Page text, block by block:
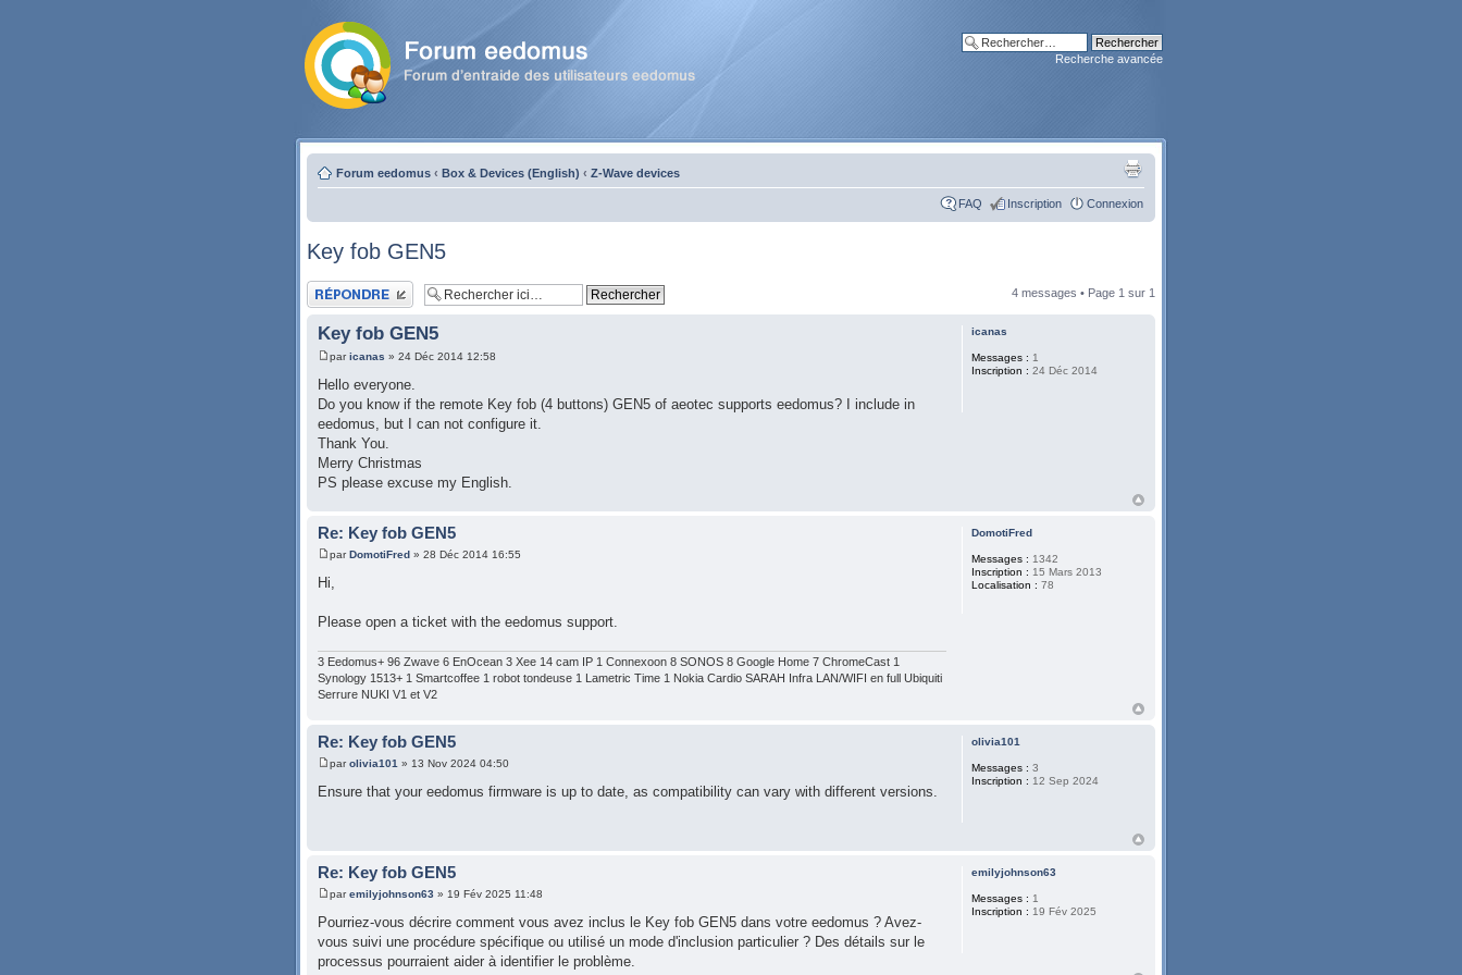
Recherche avancée
Forum eedomus ‹ Box & Devices (English) ‹ Z-Wave devices
FAQ Inscription Connexion
Key fob GEN5
Publier une réponse 4 messages • Page 1 sur 1
Key fob GEN5
paricanas » 24 Déc 2014 12:58
Hello everyone.
Do you know if the remote Key fob (4 buttons) GEN5 of aeotec supports eedomus? I include in
eedomus, but I can not configure it.
Thank You.
Merry Christmas
PS please excuse my English.
icanas
Messages : 1
Inscription : 24 Déc 2014
Re: Key fob GEN5
parDomotiFred » 28 Déc 2014 16:55
Hi,
Please open a ticket with the eedomus support.
3 Eedomus+ 96 Zwave 6 EnOcean 3 Xee 14 cam IP 1 Connexoon 8 SONOS 8 Google Home 7 ChromeCast 1
Synology 1513+ 1 Smartcoffee 1 robot tondeuse 1 Lametric Time 1 Nokia Cardio SARAH Infra LAN/WIFI en full Ubiquiti
Serrure NUKI V1 et V2
DomotiFred
Messages : 1342
Inscription : 15 Mars 2013
Localisation : 78
Re: Key fob GEN5
parolivia101 » 13 Nov 2024 04:50
Ensure that your eedomus firmware is up to date, as compatibility can vary with different versions.
olivia101
Messages : 3
Inscription : 12 Sep 2024
Re: Key fob GEN5
paremilyjohnson63 » 19 Fév 2025 11:48
Pourriez-vous décrire comment vous avez inclus le Key fob GEN5 dans votre eedomus ? Avez-
vous suivi une procédure spécifique ou utilisé un mode d'inclusion particulier ? Des détails sur le
processus pourraient aider à identifier le problème.
emilyjohnson63
Messages : 1
Inscription : 19 Fév 2025